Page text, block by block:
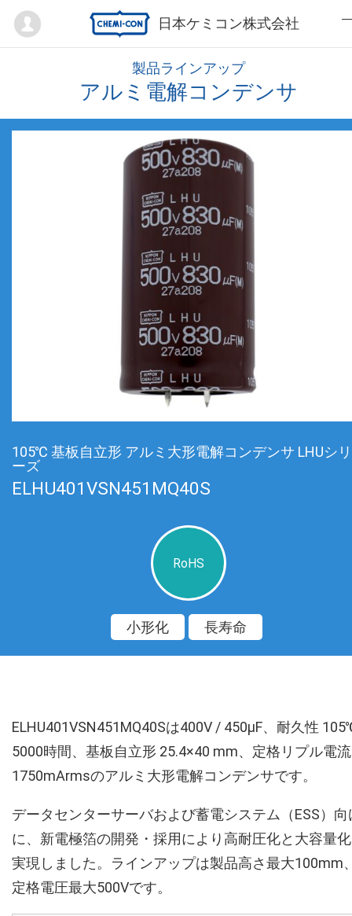
日本ケミコン株式会社
Mypage
製品ラインアップ
アルミ電解コンデンサ
105℃ 基板自立形 アルミ大形電解コンデンサ LHUシリ
ーズ
ELHU401VSN451MQ40S
RoHS
小形化 長寿命
ELHU401VSN451MQ40Sは400V / 450µF、耐久性
5000時間、基板自立形 25.4×40 mm、定格リプル電流
1750mArmsのアルミ大形電解コンデンサです。
データセンターサーバおよび蓄電システム（ESS）向
に、新電極箔の開発・採用により高耐圧化と大容量
実現しました。ラインアップは製品高さ最大100mm
定格電圧最大500Vです。